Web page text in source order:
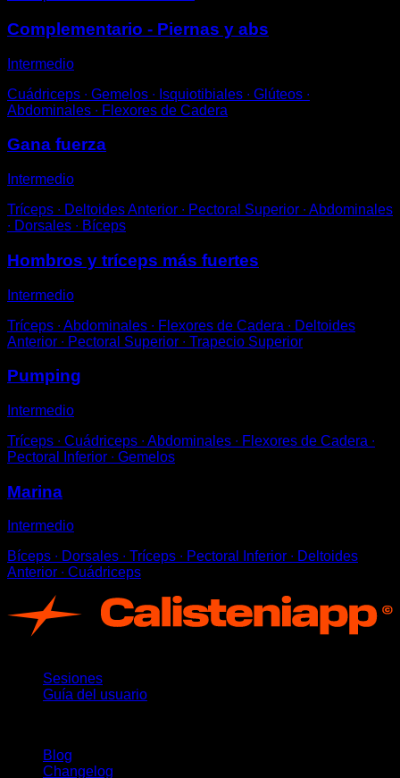
Complementario - Piernas y abs
Intermedio
Cuádriceps ∙ Gemelos ∙ Isquiotibiales ∙ Glúteos ∙
Abdominales ∙ Flexores de Cadera
Gana fuerza
Intermedio
Tríceps ∙ Deltoides Anterior ∙ Pectoral Superior ∙ Abdominales
∙ Dorsales ∙ Bíceps
Hombros y tríceps más fuertes
Intermedio
Tríceps ∙ Abdominales ∙ Flexores de Cadera ∙ Deltoides
Anterior ∙ Pectoral Superior ∙ Trapecio Superior
Pumping
Intermedio
Tríceps ∙ Cuádriceps ∙ Abdominales ∙ Flexores de Cadera ∙
Pectoral Inferior ∙ Gemelos
Marina
Intermedio
Bíceps ∙ Dorsales ∙ Tríceps ∙ Pectoral Inferior ∙ Deltoides
Anterior ∙ Cuádriceps
Sesiones
Guía del usuario
Blog
Changelog